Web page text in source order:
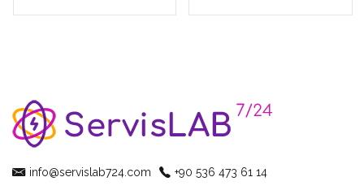
info@servislab724.com +90 536 473 61 14